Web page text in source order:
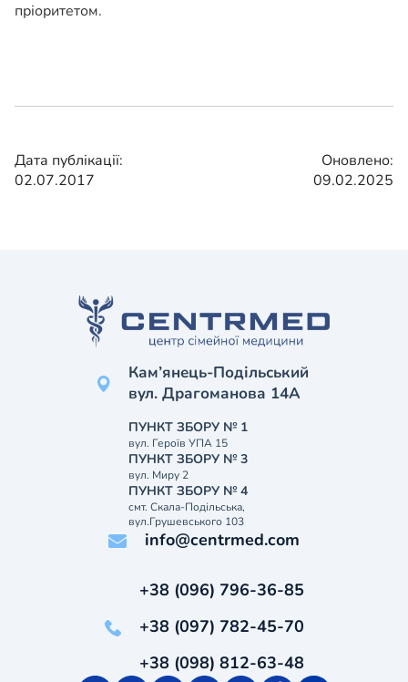
пріоритетом.
Дата публікації:
02.07.2017
Оновлено:
09.02.2025
Кам’янець-Подільський
вул. Драгоманова 14А
ПУНКТ ЗБОРУ № 1
вул. Героїв УПА 15
ПУНКТ ЗБОРУ № 3
вул. Миру 2
ПУНКТ ЗБОРУ № 4
смт. Скала-Подільська,
вул.Грушевського 103
info@centrmed.com
+38 (096) 796-36-85
+38 (097) 782-45-70
+38 (098) 812-63-48